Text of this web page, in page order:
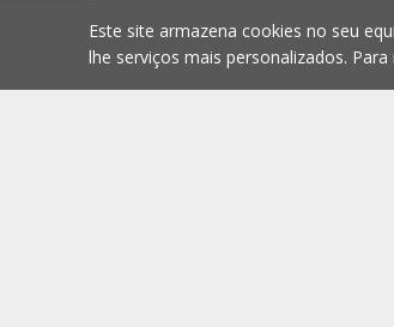
Este site armazena cookies no seu
lhe serviços mais personalizados.